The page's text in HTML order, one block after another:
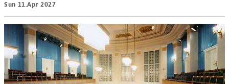
Sun 11.Apr 2027